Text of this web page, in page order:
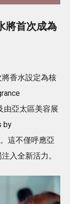
將首次成為
香水設定為核
由亞太區美容展
by
這不僅呼應亞
入全新活力。